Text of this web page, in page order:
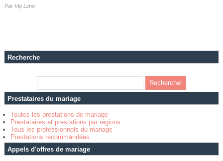
Par Vip Limo
Recherche
Prestataires du mariage
Toutes les prestations de mariage
Prestataires et prestations par régions
Tous les professionnels du mariage
Prestations recommandées
Appels d'offres de mariage